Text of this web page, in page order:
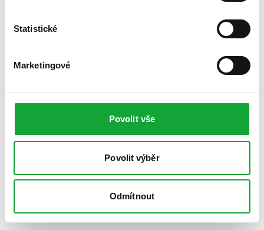
Statistické
Marketingové
Povolit vše
Povolit výběr
Odmítnout